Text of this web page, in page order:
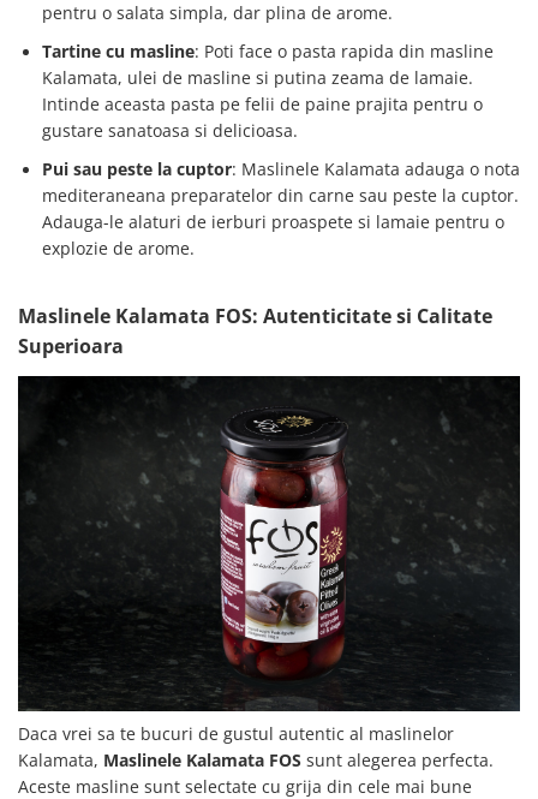
pentru o salata simpla, dar plina de arome.
Tartine cu masline: Poti face o pasta rapida din masline
Kalamata, ulei de masline si putina zeama de lamaie.
Intinde aceasta pasta pe felii de paine prajita pentru o
gustare sanatoasa si delicioasa.
Pui sau peste la cuptor: Maslinele Kalamata adauga o nota
mediteraneana preparatelor din carne sau peste la cuptor.
Adauga-le alaturi de ierburi proaspete si lamaie pentru o
explozie de arome.
Maslinele Kalamata FOS: Autenticitate si Calitate
Superioara
Daca vrei sa te bucuri de gustul autentic al maslinelor
Kalamata, Maslinele Kalamata FOS sunt alegerea perfecta.
Aceste masline sunt selectate cu grija din cele mai bune